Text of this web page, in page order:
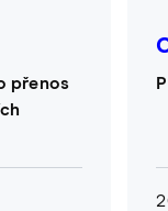
přenos